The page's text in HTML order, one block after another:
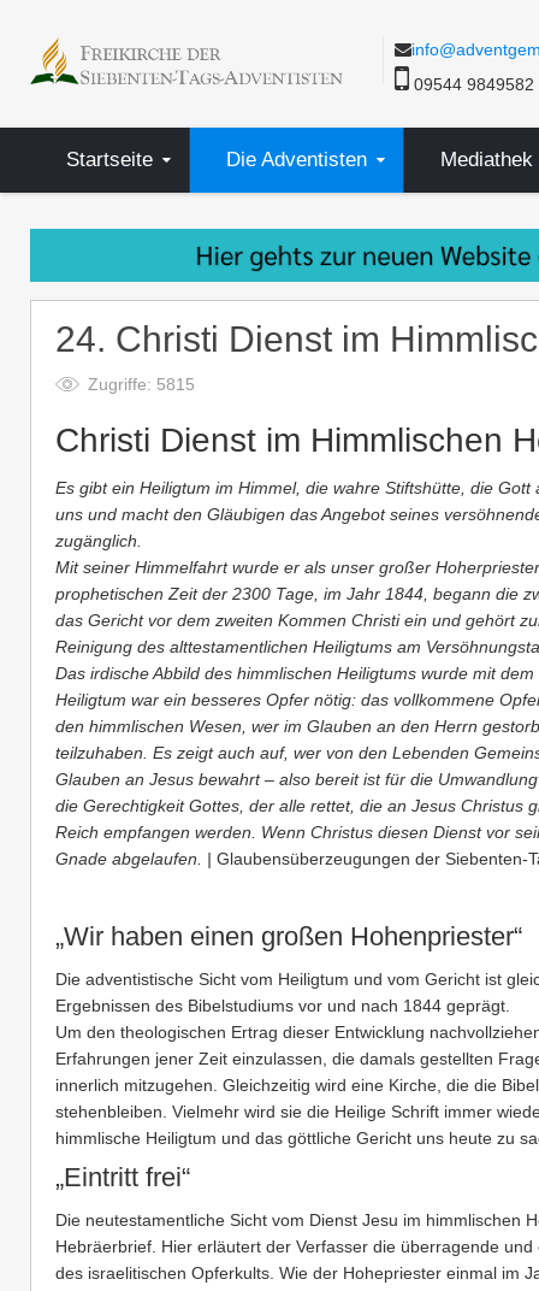
09544 9849582
Startseite Die Adventisten Mediathek
24. Christi Dienst im
Zugriffe: 5815
Christi Dienst im Himmlischen
Es gibt ein Heiligtum im Himmel, die wahre Stiftshütte, die
uns und macht den Gläubigen das Angebot seines
zugänglich.
Mit seiner Himmelfahrt wurde er als unser großer
prophetischen Zeit der 2300 Tage, im Jahr 1844, begann die
das Gericht vor dem zweiten Kommen Christi ein und gehört
Reinigung des alttestamentlichen Heiligtums am
Das irdische Abbild des himmlischen Heiligtums wurde mit
Heiligtum war ein besseres Opfer nötig: das vollkommene
den himmlischen Wesen, wer im Glauben an den Herrn
teilzuhaben. Es zeigt auch auf, wer von den Lebenden
Glauben an Jesus bewahrt – also bereit ist für die
die Gerechtigkeit Gottes, der alle rettet, die an Jesus Christus
Reich empfangen werden. Wenn Christus diesen Dienst vor
Gnade abgelaufen. | Glaubensüberzeugungen der Siebenten-
„Wir haben einen großen Hohenpriester“
Die adventistische Sicht vom Heiligtum und vom Gericht ist
Ergebnissen des Bibelstudiums vor und nach 1844 geprägt.
Um den theologischen Ertrag dieser Entwicklung
Erfahrungen jener Zeit einzulassen, die damals gestellten
innerlich mitzugehen. Gleichzeitig wird eine Kirche, die die
stehenbleiben. Vielmehr wird sie die Heilige Schrift immer
himmlische Heiligtum und das göttliche Gericht uns heute zu
„Eintritt frei“
Die neutestamentliche Sicht vom Dienst Jesu im himmlischen
Hebräerbrief. Hier erläutert der Verfasser die überragende
des israelitischen Opferkults. Wie der Hohepriester einmal im